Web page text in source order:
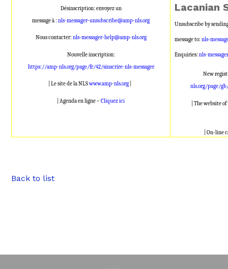
Désinscription: envoyez un
message à :nls-messager-unsubscribe@amp-nls.org
Nous contacter: nls-messager-help@amp-nls.org
Nouvelle inscription:
https://amp-nls.org/page/fr/42/sinscrire-nls-messager
| Le site de la NLSwww.amp-nls.org
| Agenda en ligne –Cliquez ici
Lacanian
Unsubscribe by
message to: nls-
Enquiries: nls-
New
nls.org/page/
| The website
| On-line
Back to list